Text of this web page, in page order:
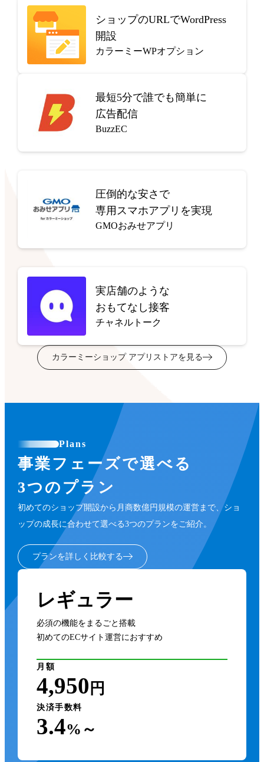
開設
カラーミーWPオプション
広告配信
BuzzEC
専用スマホアプリを実現
GMOおみせアプリ
おもてなし接客
チャネルトーク
カラーミーショップ アプリストアを見る
事業フェーズで選べる
3つのプラン
初めてのショップ開設から月商数億円規模の運営まで、ショ
ップの成長に合わせて選べる3つのプランをご紹介。
プランを詳しく比較する
必須の機能をまるごと搭載
初めてのECサイト運営におすすめ
4,950
決済手数料
3.4%～